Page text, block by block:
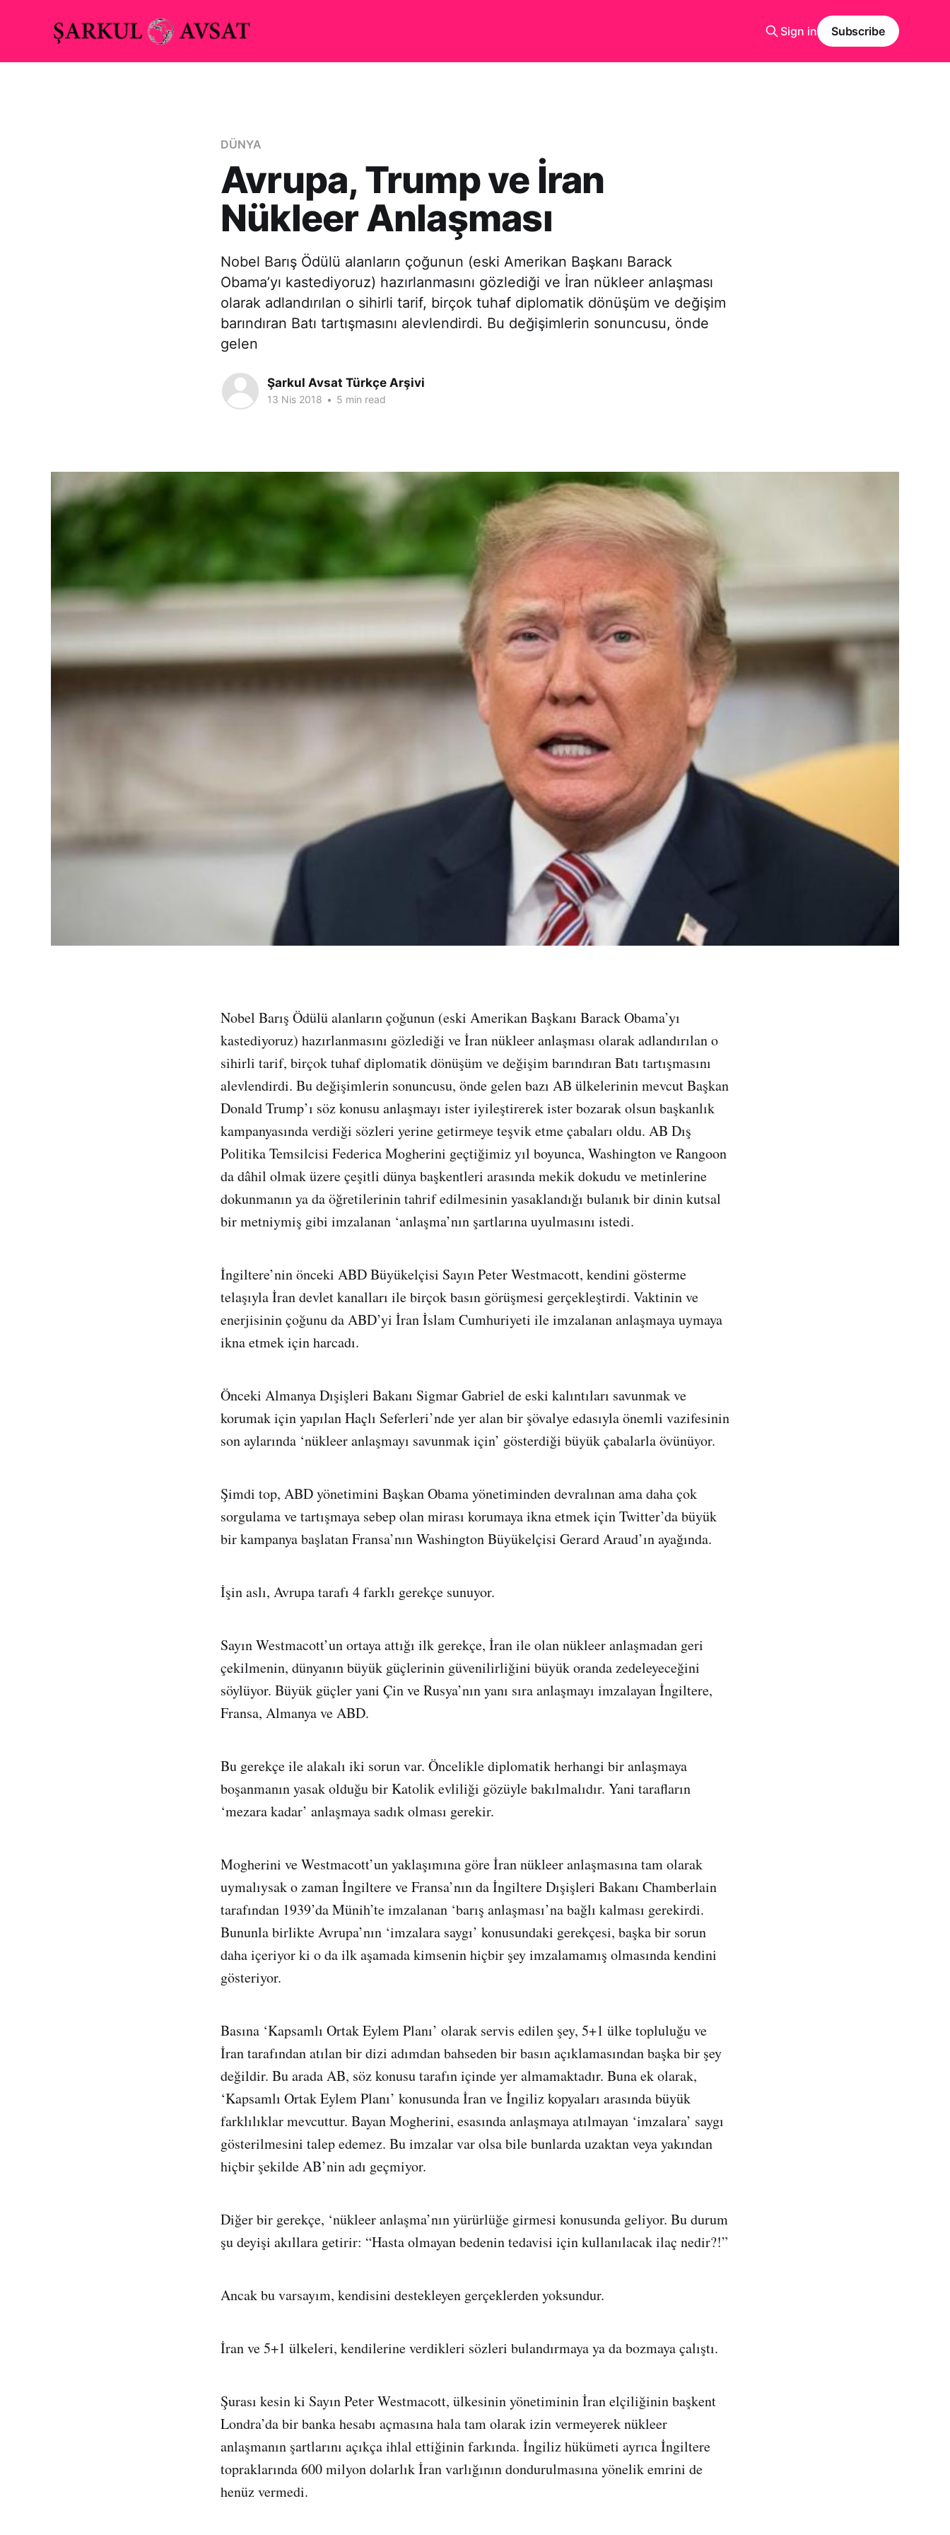
Sign in Subscribe
DÜNYA
Avrupa, Trump ve İran
Nükleer Anlaşması
Nobel Barış Ödülü alanların çoğunun (eski Amerikan Başkanı Barack
Obama’yı kastediyoruz) hazırlanmasını gözlediği ve İran nükleer anlaşması
olarak adlandırılan o sihirli tarif, birçok tuhaf diplomatik dönüşüm ve değişim
barındıran Batı tartışmasını alevlendirdi. Bu değişimlerin sonuncusu, önde
gelen
Şarkul Avsat Türkçe Arşivi
13 Nis 2018 • 5 min read
Nobel Barış Ödülü alanların çoğunun (eski Amerikan Başkanı Barack Obama’yı
kastediyoruz) hazırlanmasını gözlediği ve İran nükleer anlaşması olarak adlandırılan o
sihirli tarif, birçok tuhaf diplomatik dönüşüm ve değişim barındıran Batı tartışmasını
alevlendirdi. Bu değişimlerin sonuncusu, önde gelen bazı AB ülkelerinin mevcut Başkan
Donald Trump’ı söz konusu anlaşmayı ister iyileştirerek ister bozarak olsun başkanlık
kampanyasında verdiği sözleri yerine getirmeye teşvik etme çabaları oldu. AB Dış
Politika Temsilcisi Federica Mogherini geçtiğimiz yıl boyunca, Washington ve Rangoon
da dâhil olmak üzere çeşitli dünya başkentleri arasında mekik dokudu ve metinlerine
dokunmanın ya da öğretilerinin tahrif edilmesinin yasaklandığı bulanık bir dinin kutsal
bir metniymiş gibi imzalanan ‘anlaşma’nın şartlarına uyulmasını istedi.
İngiltere’nin önceki ABD Büyükelçisi Sayın Peter Westmacott, kendini gösterme
telaşıyla İran devlet kanalları ile birçok basın görüşmesi gerçekleştirdi. Vaktinin ve
enerjisinin çoğunu da ABD’yi İran İslam Cumhuriyeti ile imzalanan anlaşmaya uymaya
ikna etmek için harcadı.
Önceki Almanya Dışişleri Bakanı Sigmar Gabriel de eski kalıntıları savunmak ve
korumak için yapılan Haçlı Seferleri’nde yer alan bir şövalye edasıyla önemli vazifesinin
son aylarında ‘nükleer anlaşmayı savunmak için’ gösterdiği büyük çabalarla övünüyor.
Şimdi top, ABD yönetimini Başkan Obama yönetiminden devralınan ama daha çok
sorgulama ve tartışmaya sebep olan mirası korumaya ikna etmek için Twitter’da büyük
bir kampanya başlatan Fransa’nın Washington Büyükelçisi Gerard Araud’ın ayağında.
İşin aslı, Avrupa tarafı 4 farklı gerekçe sunuyor.
Sayın Westmacott’un ortaya attığı ilk gerekçe, İran ile olan nükleer anlaşmadan geri
çekilmenin, dünyanın büyük güçlerinin güvenilirliğini büyük oranda zedeleyeceğini
söylüyor. Büyük güçler yani Çin ve Rusya’nın yanı sıra anlaşmayı imzalayan İngiltere,
Fransa, Almanya ve ABD.
Bu gerekçe ile alakalı iki sorun var. Öncelikle diplomatik herhangi bir anlaşmaya
boşanmanın yasak olduğu bir Katolik evliliği gözüyle bakılmalıdır. Yani tarafların
‘mezara kadar’ anlaşmaya sadık olması gerekir.
Mogherini ve Westmacott’un yaklaşımına göre İran nükleer anlaşmasına tam olarak
uymalıysak o zaman İngiltere ve Fransa’nın da İngiltere Dışişleri Bakanı Chamberlain
tarafından 1939’da Münih’te imzalanan ‘barış anlaşması’na bağlı kalması gerekirdi.
Bununla birlikte Avrupa’nın ‘imzalara saygı’ konusundaki gerekçesi, başka bir sorun
daha içeriyor ki o da ilk aşamada kimsenin hiçbir şey imzalamamış olmasında kendini
gösteriyor.
Basına ‘Kapsamlı Ortak Eylem Planı’ olarak servis edilen şey, 5+1 ülke topluluğu ve
İran tarafından atılan bir dizi adımdan bahseden bir basın açıklamasından başka bir şey
değildir. Bu arada AB, söz konusu tarafın içinde yer almamaktadır. Buna ek olarak,
‘Kapsamlı Ortak Eylem Planı’ konusunda İran ve İngiliz kopyaları arasında büyük
farklılıklar mevcuttur. Bayan Mogherini, esasında anlaşmaya atılmayan ‘imzalara’ saygı
gösterilmesini talep edemez. Bu imzalar var olsa bile bunlarda uzaktan veya yakından
hiçbir şekilde AB’nin adı geçmiyor.
Diğer bir gerekçe, ‘nükleer anlaşma’nın yürürlüğe girmesi konusunda geliyor. Bu durum
şu deyişi akıllara getirir: “Hasta olmayan bedenin tedavisi için kullanılacak ilaç nedir?!”
Ancak bu varsayım, kendisini destekleyen gerçeklerden yoksundur.
İran ve 5+1 ülkeleri, kendilerine verdikleri sözleri bulandırmaya ya da bozmaya çalıştı.
Şurası kesin ki Sayın Peter Westmacott, ülkesinin yönetiminin İran elçiliğinin başkent
Londra’da bir banka hesabı açmasına hala tam olarak izin vermeyerek nükleer
anlaşmanın şartlarını açıkça ihlal ettiğinin farkında. İngiliz hükümeti ayrıca İngiltere
topraklarında 600 milyon dolarlık İran varlığının dondurulmasına yönelik emrini de
henüz vermedi.